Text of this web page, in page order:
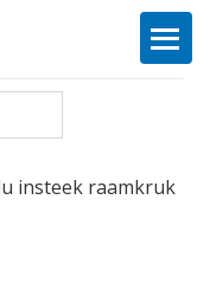
insteek raamkruk